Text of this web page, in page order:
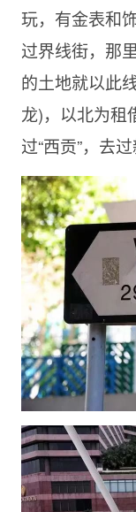
玩，有金表和
过界线街，那
的土地就以此
龙)，以北为租
过“西贡”，去